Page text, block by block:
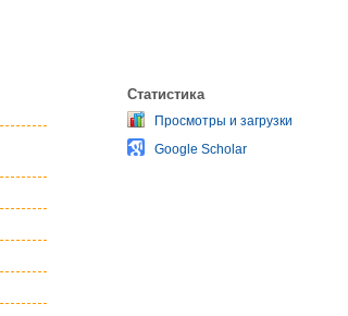
Статистика
Просмотры и загрузки
Google Scholar